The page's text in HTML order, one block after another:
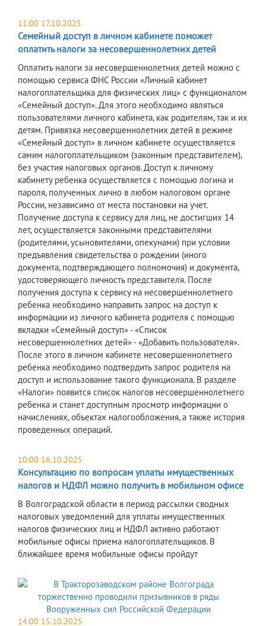
11:00 17.10.2025
Семейный доступ в личном кабинете поможет
оплатить налоги за несовершеннолетних детей
Оплатить налоги за несовершеннолетних детей можно с
помощью сервиса ФНС России «Личный кабинет
налогоплательщика для физических лиц» с функционалом
«Семейный доступ». Для этого необходимо являться
пользователями личного кабинета, как родителям, так и их
детям. Привязка несовершеннолетних детей в режиме
«Семейный доступ» в личном кабинете осуществляется
самим налогоплательщиком (законным представителем),
без участия налоговых органов. Доступ к личному
кабинету ребенка осуществляется с помощью логина и
пароля, полученных лично в любом налоговом органе
России, независимо от места постановки на учет.
Получение доступа к сервису для лиц, не достигших 14
лет, осуществляется законными представителями
(родителями, усыновителями, опекунами) при условии
предъявления свидетельства о рождении (иного
документа, подтверждающего полномочия) и документа,
удостоверяющего личность представителя. После
получения доступа к сервису на несовершеннолетнего
ребенка необходимо направить запрос на доступ к
информации из личного кабинета родителя с помощью
вкладки «Семейный доступ» - «Список
несовершеннолетних детей» - «Добавить пользователя».
После этого в личном кабинете несовершеннолетнего
ребенка необходимо подтвердить запрос родителя на
доступ и использование такого функционала. В разделе
«Налоги» появится список налогов несовершеннолетнего
ребенка и станет доступным просмотр информации о
начислениях, объектах налогообложения, а также история
проведенных операций.
10:00 16.10.2025
Консультацию по вопросам уплаты имущественных
налогов и НДФЛ можно получить в мобильном офисе
В Волгоградской области в период рассылки сводных
налоговых уведомлений для уплаты имущественных
налогов физических лиц и НДФЛ активно работают
мобильные офисы приема налогоплательщиков. В
ближайшее время мобильные офисы пройдут
14:00 15.10.2025